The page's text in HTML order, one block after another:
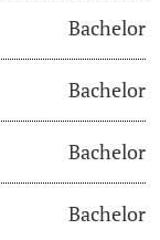
Bachelor
Bachelor
Bachelor
Bachelor